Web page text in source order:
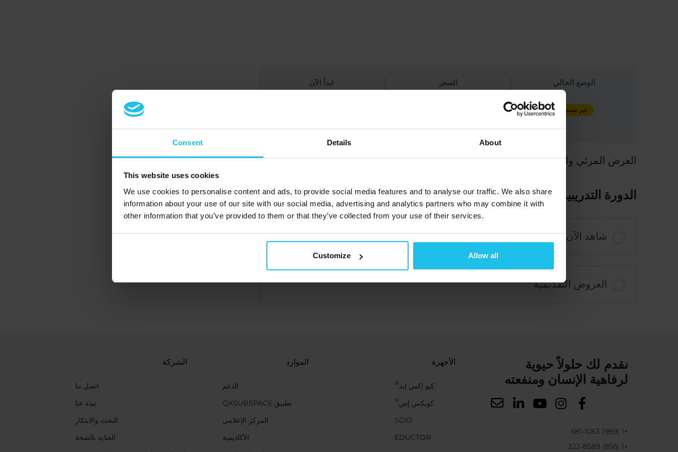
Consent Details About
This website uses cookies
We use cookies to personalise content and ads, to provide social media features and to analyse our traffic. We also share
information about your use of our site with our social media, advertising and analytics partners who may combine it with
other information that you’ve provided to them or that they’ve collected from your use of their services.
Customize Allow all
الوضع الحالي
غير مسجل
السعر ابدأ الآن
العرض المرئي والنظرة العامة النظرية
الدورة التدريبية Content
شاهد الآن
العروض التقديمية
نقدم لك حلولاً حيوية
لرفاهية الإنسان ومنفعته
+1 (989) 681-1063
+1 (856) 322-8589
الأجهزة
كيو إكس إيد ®
كويكس إس ®
SCIO
EDUCTOR
الموارد
الدعم
تطبيق QXSUBSPACE
المركز الإعلامي
الأكاديمية
الشركة
اتصل بنا
نبذة عنا
البحث والابتكار
العناية بالصحة